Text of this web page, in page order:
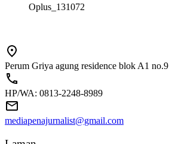
Oplus_131072
Perum Griya agung residence blok A1 no.9
HP/WA: 0813-2248-8989
mediapenajurnalist@gmail.com